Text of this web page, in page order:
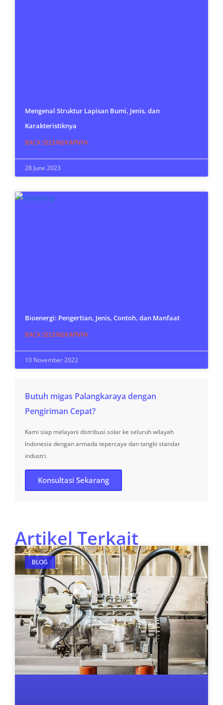
Mengenal Struktur Lapisan Bumi, Jenis, dan
Karakteristiknya
BACA SELENGKAPNYA
28 June 2023
Bioenergi: Pengertian, Jenis, Contoh, dan Manfaat
BACA SELENGKAPNYA
10 November 2022
Butuh migas Palangkaraya dengan
Pengiriman Cepat?
Kami siap melayani distribusi solar ke seluruh wilayah
Indonesia dengan armada tepercaya dan tangki standar
industri.
Konsultasi Sekarang
Artikel Terkait
BLOG